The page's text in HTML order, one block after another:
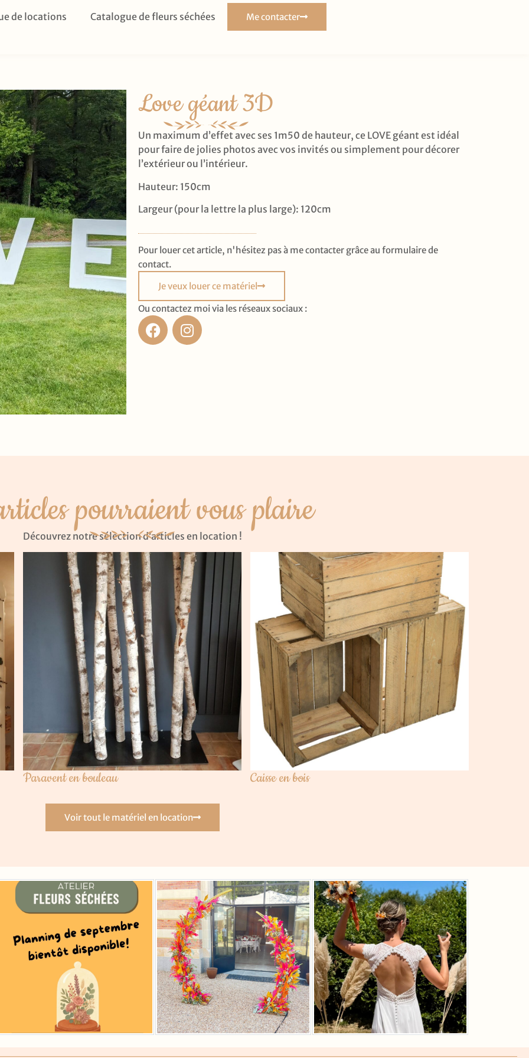
de locations Catalogue de fleurs séchées Me contacter
Love géant 3D
Un maximum d’effet avec ses 1m50 de hauteur, ce LOVE géant est idéal
pour faire de jolies photos avec vos invités ou simplement pour décorer
l’extérieur ou l’intérieur.
Hauteur: 150cm
Largeur (pour la lettre la plus large): 120cm
Pour louer cet article, n'hésitez pas à me contacter grâce au formulaire de
contact.
Je veux louer ce matériel
Ou contactez moi via les réseaux sociaux :
pourraient vous plaire
Découvrez notre sélection d’articles en location !
Paravent en bouleau Caisse en bois
Voir tout le matériel en location